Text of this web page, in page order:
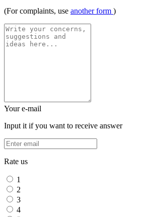
(For complaints, use another form )
Your e-mail
Input it if you want to receive answer
Rate us
1
2
3
4